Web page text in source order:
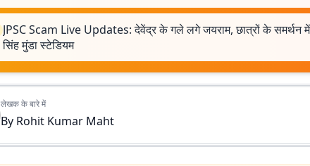
JPSC Scam Live Updates: देवेंद्र के गले लगे जयराम, छात्रों के समर्थन
सिंह मुंडा स्टेडियम
लेखक के बारे में
By Rohit Kumar Maht